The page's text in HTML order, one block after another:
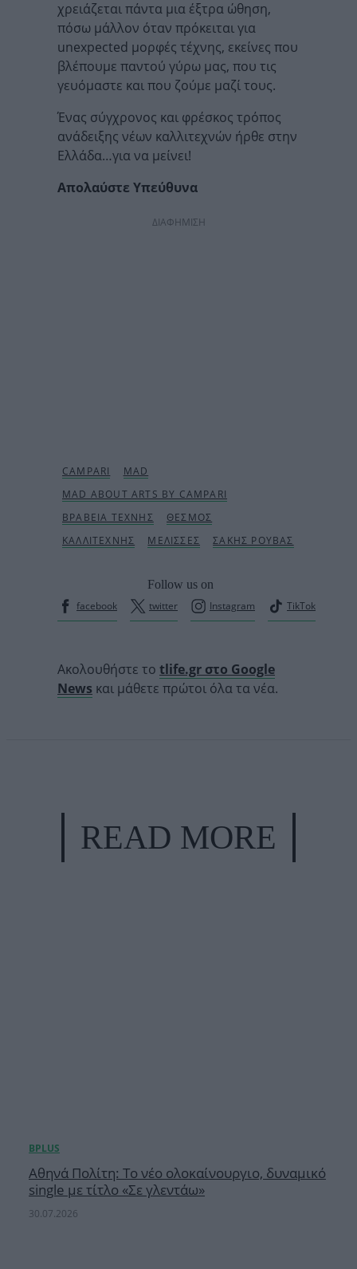
χρειάζεται πάντα μια έξτρα ώθηση,
πόσω μάλλον όταν πρόκειται για
unexpected μορφές τέχνης, εκείνες που
βλέπουμε παντού γύρω μας, που τις
γευόμαστε και που ζούμε μαζί τους.
Ένας σύγχρονος και φρέσκος τρόπος
ανάδειξης νέων καλλιτεχνών ήρθε στην
Ελλάδα…για να μείνει!
Απολαύστε Υπεύθυνα
ΔΙΑΦΗΜΙΣΗ
Follow us on
facebook
twitter Instagram TikTok
Ακολουθήστε το tlife.gr στο Google
News και μάθετε πρώτοι όλα τα νέα.
READ MORE
Αθηνά Πολίτη: Το νέο ολοκαίνουργιο, δυναμικό
single με τίτλο «Σε γλεντάω»
30.07.2026